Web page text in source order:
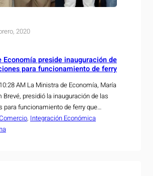
2020
Economía preside inauguración de
para funcionamiento de ferry
AM La Ministra de Economía, María
Brevé, presidió la inauguración de las
para funcionamiento de ferry que
de La Unión con Puerto Calderas,
proyecto se creó con el propósito de
, Integración Económica